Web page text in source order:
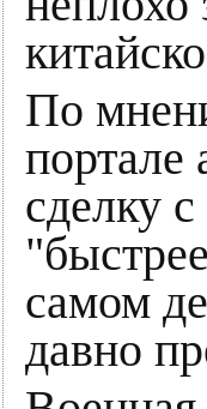
По
портале
сделку
самом
давно